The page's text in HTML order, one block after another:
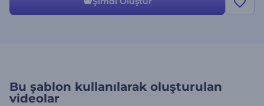
Bu şablon kullanılarak oluşturulan
videolar